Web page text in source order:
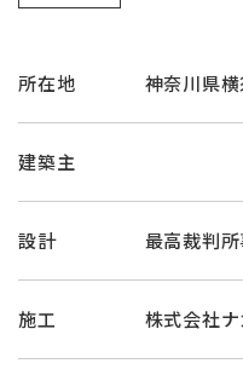
所在地 神奈川県
建築主
設計 最高裁判
施工 株式会社